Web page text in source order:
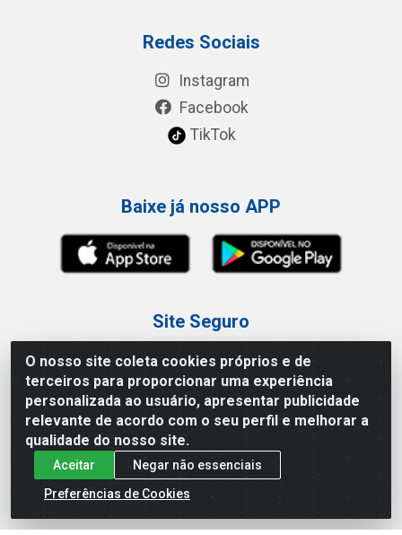
O nosso site coleta cookies próprios e de
terceiros para proporcionar uma experiência
personalizada ao usuário, apresentar publicidade
relevante de acordo com o seu perfil e melhorar a
qualidade do nosso site.
Aceitar
Negar não essenciais
Preferências de Cookies
Redes Sociais
Instagram
Facebook
TikTok
Baixe já nosso APP
Site Seguro
Loja / Showroom
Tel.: (11) 3227-0546
Av Vautier, 587/597 - Pari - São Paulo/SP